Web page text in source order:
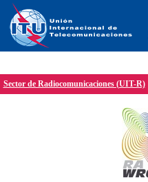
Sector de Radiocomunicaciones (UIT-R)